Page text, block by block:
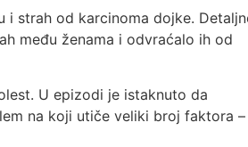
i strah od karcinoma dojke.
među ženama i odvraćalo ih od
U epizodi je istaknuto da
na koji utiče veliki broj faktora